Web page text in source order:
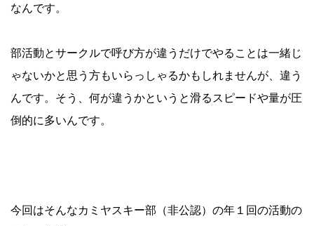
なんです。
部活動とサークルで呼び方が違うだけでやることは一緒じ
ゃないかと思う方もいらっしゃるかもしれませんが、違う
んです。そう、何が違うかというと滑るスピードや量が圧
倒的に多いんです。
今回はそんなカミヤスキー部（非公認）の年１回の活動の